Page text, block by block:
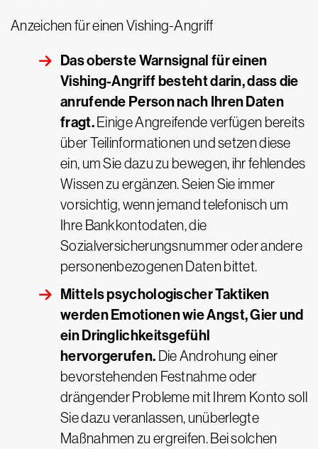
Anzeichen für einen Vishing-Angriff
Das oberste Warnsignal für einen
Vishing-Angriff besteht darin, dass die
anrufende Person nach Ihren Daten
fragt.Einige Angreifende verfügen bereits
über Teilinformationen und setzen diese
ein, um Sie dazu zu bewegen, ihr fehlendes
Wissen zu ergänzen. Seien Sie immer
vorsichtig, wenn jemand telefonisch um
Ihre Bankkontodaten, die
Sozialversicherungsnummer oder andere
personenbezogenen Daten bittet.
Mittels psychologischer Taktiken
werden Emotionen wie Angst, Gier und
ein Dringlichkeitsgefühl
hervorgerufen. Die Androhung einer
bevorstehenden Festnahme oder
drängender Probleme mit Ihrem Konto soll
Sie dazu veranlassen, unüberlegte
Maßnahmen zu ergreifen. Bei solchen